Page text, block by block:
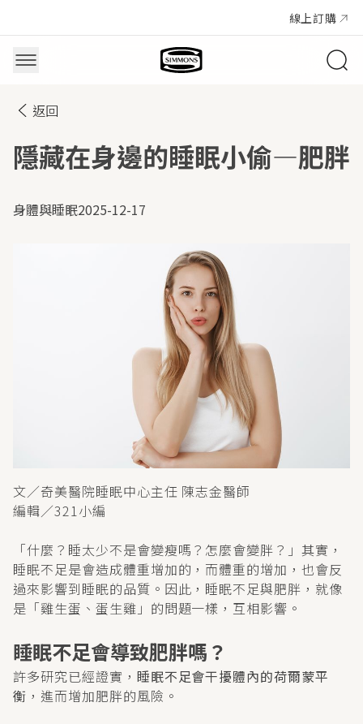
線上訂購
返回
隱藏在身邊的睡眠小偷—肥胖
身體與睡眠2025-12-17
文／奇美醫院睡眠中心主任 陳志金醫師
編輯／321小編
「什麼？睡太少不是會變瘦嗎？怎麼會變胖？」其實，
睡眠不足是會造成體重增加的，而體重的增加，也會反
過來影響到睡眠的品質。因此，睡眠不足與肥胖，就像
是「雞生蛋、蛋生雞」的問題一樣，互相影響。
睡眠不足會導致肥胖嗎？
許多研究已經證實， 睡眠不足會干擾體內的荷爾蒙平
衡 ，進而增加肥胖的風險。